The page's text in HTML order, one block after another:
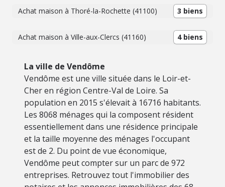
Achat maison à Thoré-la-Rochette (41100) 3 biens
Achat maison à Ville-aux-Clercs (41160) 4 biens
La ville de Vendôme
Vendôme est une ville située dans le Loir-et-
Cher en région Centre-Val de Loire. Sa
population en 2015 s'élevait à 16716 habitants.
Les 8068 ménages qui la composent résident
essentiellement dans une résidence principale
et la taille moyenne des ménages l'occupant
est de 2. Du point de vue économique,
Vendôme peut compter sur un parc de 972
entreprises. Retrouvez tout l'immobilier des